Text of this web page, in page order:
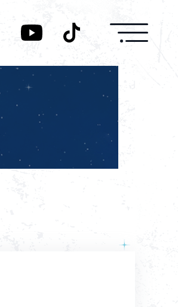
News
Live/Event
Character